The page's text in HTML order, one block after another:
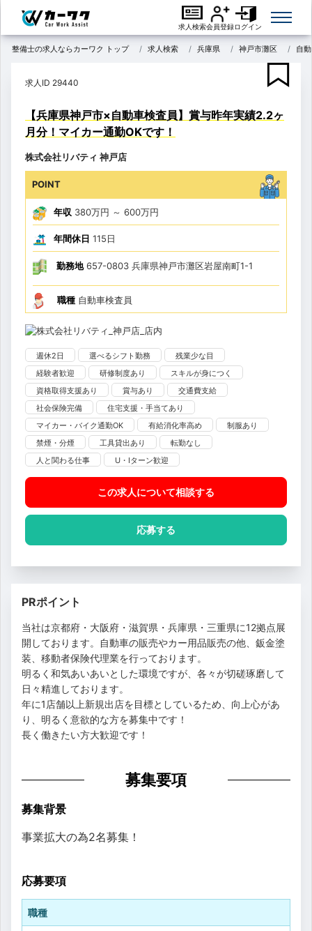
求人検索会員登録ログイン
整備士の求人ならカーワク トップ 求人検索 兵庫県 神戸市灘区 自
求人ID 29440
【兵庫県神戸市×自動車検査員】賞与昨年実績2.2ヶ
月分！マイカー通勤OKです！
株式会社リバティ 神戸店
POINT
年収 380万円 ～ 600万円
年間休日 115日
勤務地657-0803 兵庫県神戸市灘区岩屋南町1-1
職種 自動車検査員
週休2日 選べるシフト勤務
残業少な目
経験者歓迎
研修制度あり
スキルが身につく
資格取得支援あり
賞与あり
交通費支給
社会保険完備
住宅支援・手当てあり
マイカー・バイク通勤OK
有給消化率高め
制服あり
禁煙・分煙
工具貸出あり
転勤なし
人と関わる仕事
U・Iターン歓迎
この求人について相談する
応募する
PRポイント
当社は京都府・大阪府・滋賀県・兵庫県・三重県に12拠点展
開しております。自動車の販売やカー用品販売の他、鈑金塗
装、移動者保険代理業を行っております。
明るく和気あいあいとした環境ですが、各々が切磋琢磨して
日々精進しております。
年に1店舗以上新規出店を目標としているため、向上心があ
り、明るく意欲的な方を募集中です！
長く働きたい方大歓迎です！
募集要項
募集背景
事業拡大の為2名募集！
応募要項
職種